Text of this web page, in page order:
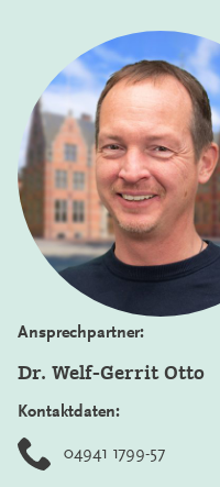
Ansprechpartner:
Dr. Welf-Gerrit Otto
Kontaktdaten:
04941 1799-57